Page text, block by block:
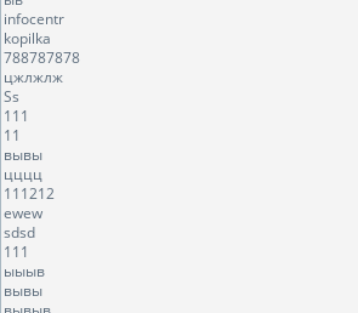
infocentr
kopilka
788787878
цжлжлж
Ss
111
11
вывы
цццц
111212
ewew
sdsd
111
ыыыв
вывы